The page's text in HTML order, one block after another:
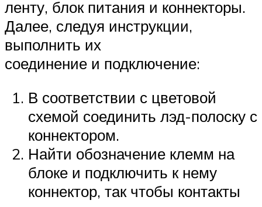
ленту, блок питания и коннекторы.
Далее, следуя инструкции,
выполнить их
соединение и подключение:
В соответствии с цветовой
схемой соединить лэд-полоску с
коннектором.
Найти обозначение клемм на
блоке и подключить к нему
коннектор, так чтобы контакты